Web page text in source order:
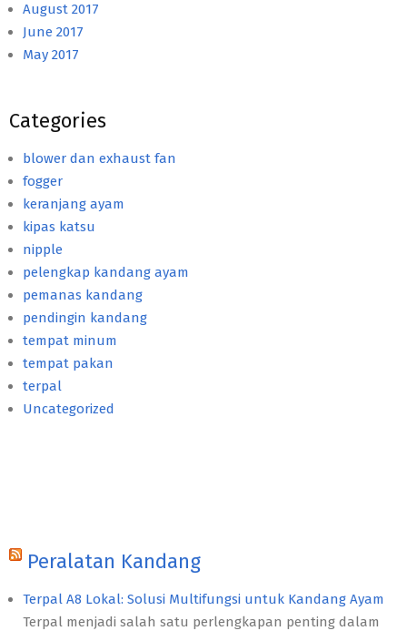
August 2017
June 2017
May 2017
Categories
blower dan exhaust fan
fogger
keranjang ayam
kipas katsu
nipple
pelengkap kandang ayam
pemanas kandang
pendingin kandang
tempat minum
tempat pakan
terpal
Uncategorized
Peralatan Kandang
Terpal A8 Lokal: Solusi Multifungsi untuk Kandang Ayam
Terpal menjadi salah satu perlengkapan penting dalam